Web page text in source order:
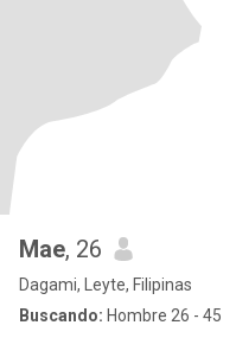
Mae, 26
Dagami, Leyte, Filipinas
Buscando: Hombre 26 - 45